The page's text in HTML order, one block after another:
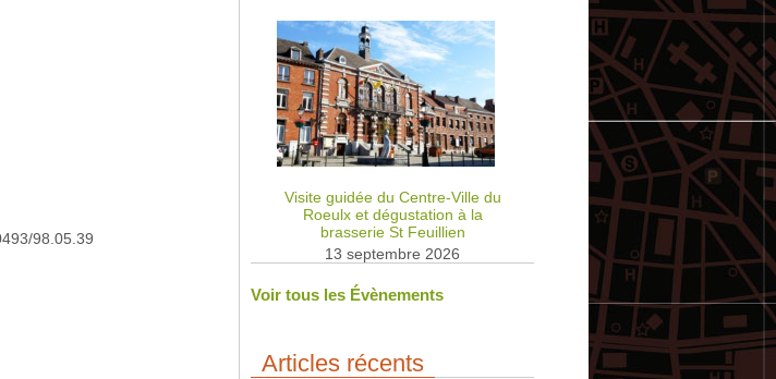
98.05.39
Visite guidée du Centre-Ville du
Roeulx et dégustation à la
brasserie St Feuillien
13 septembre 2026
Voir tous les Évènements
Articles récents